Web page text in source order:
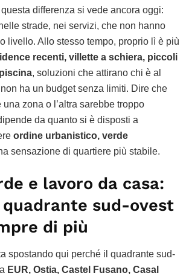
differenza si vede ancora oggi:
strade, nei servizi, che non hanno
livello. Allo stesso tempo, proprio lì è più
recenti, villette a schiera, piccoli
, soluzioni che attirano chi è al
ha un budget senza limiti. Dire che
zona o l’altra sarebbe troppo
da quanto si è disposti a
ordine urbanistico, verde
sensazione di quartiere più stabile.
e lavoro da casa:
sud-ovest
di più
spostando qui perché il quadrante sud-
EUR, Ostia, Castel Fusano, Casal